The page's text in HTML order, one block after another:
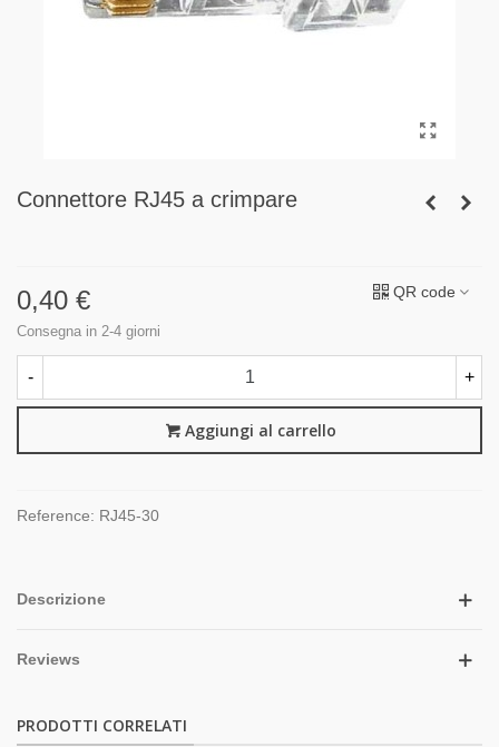
Connettore RJ45 a crimpare
0,40 €
Consegna in 2-4 giorni
QR code
- +
Aggiungi al carrello
Reference: RJ45-30
Descrizione
Reviews
PRODOTTI CORRELATI